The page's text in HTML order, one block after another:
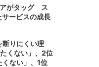
がタッグ ス
ービスの成長
断りにくい理
くない」、2位
くない」、1位